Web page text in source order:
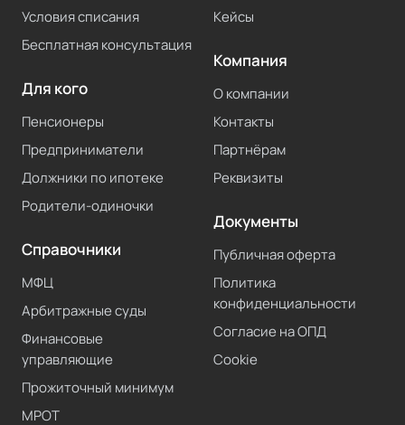
Условия списания
Бесплатная консультация
Для кого
Пенсионеры
Предприниматели
Должники по ипотеке
Родители-одиночки
Справочники
МФЦ
Арбитражные суды
Финансовые
управляющие
Прожиточный минимум
МРОТ
Кейсы
Компания
О компании
Контакты
Партнёрам
Реквизиты
Документы
Публичная оферта
Политика
конфиденциальности
Согласие на ОПД
Cookie